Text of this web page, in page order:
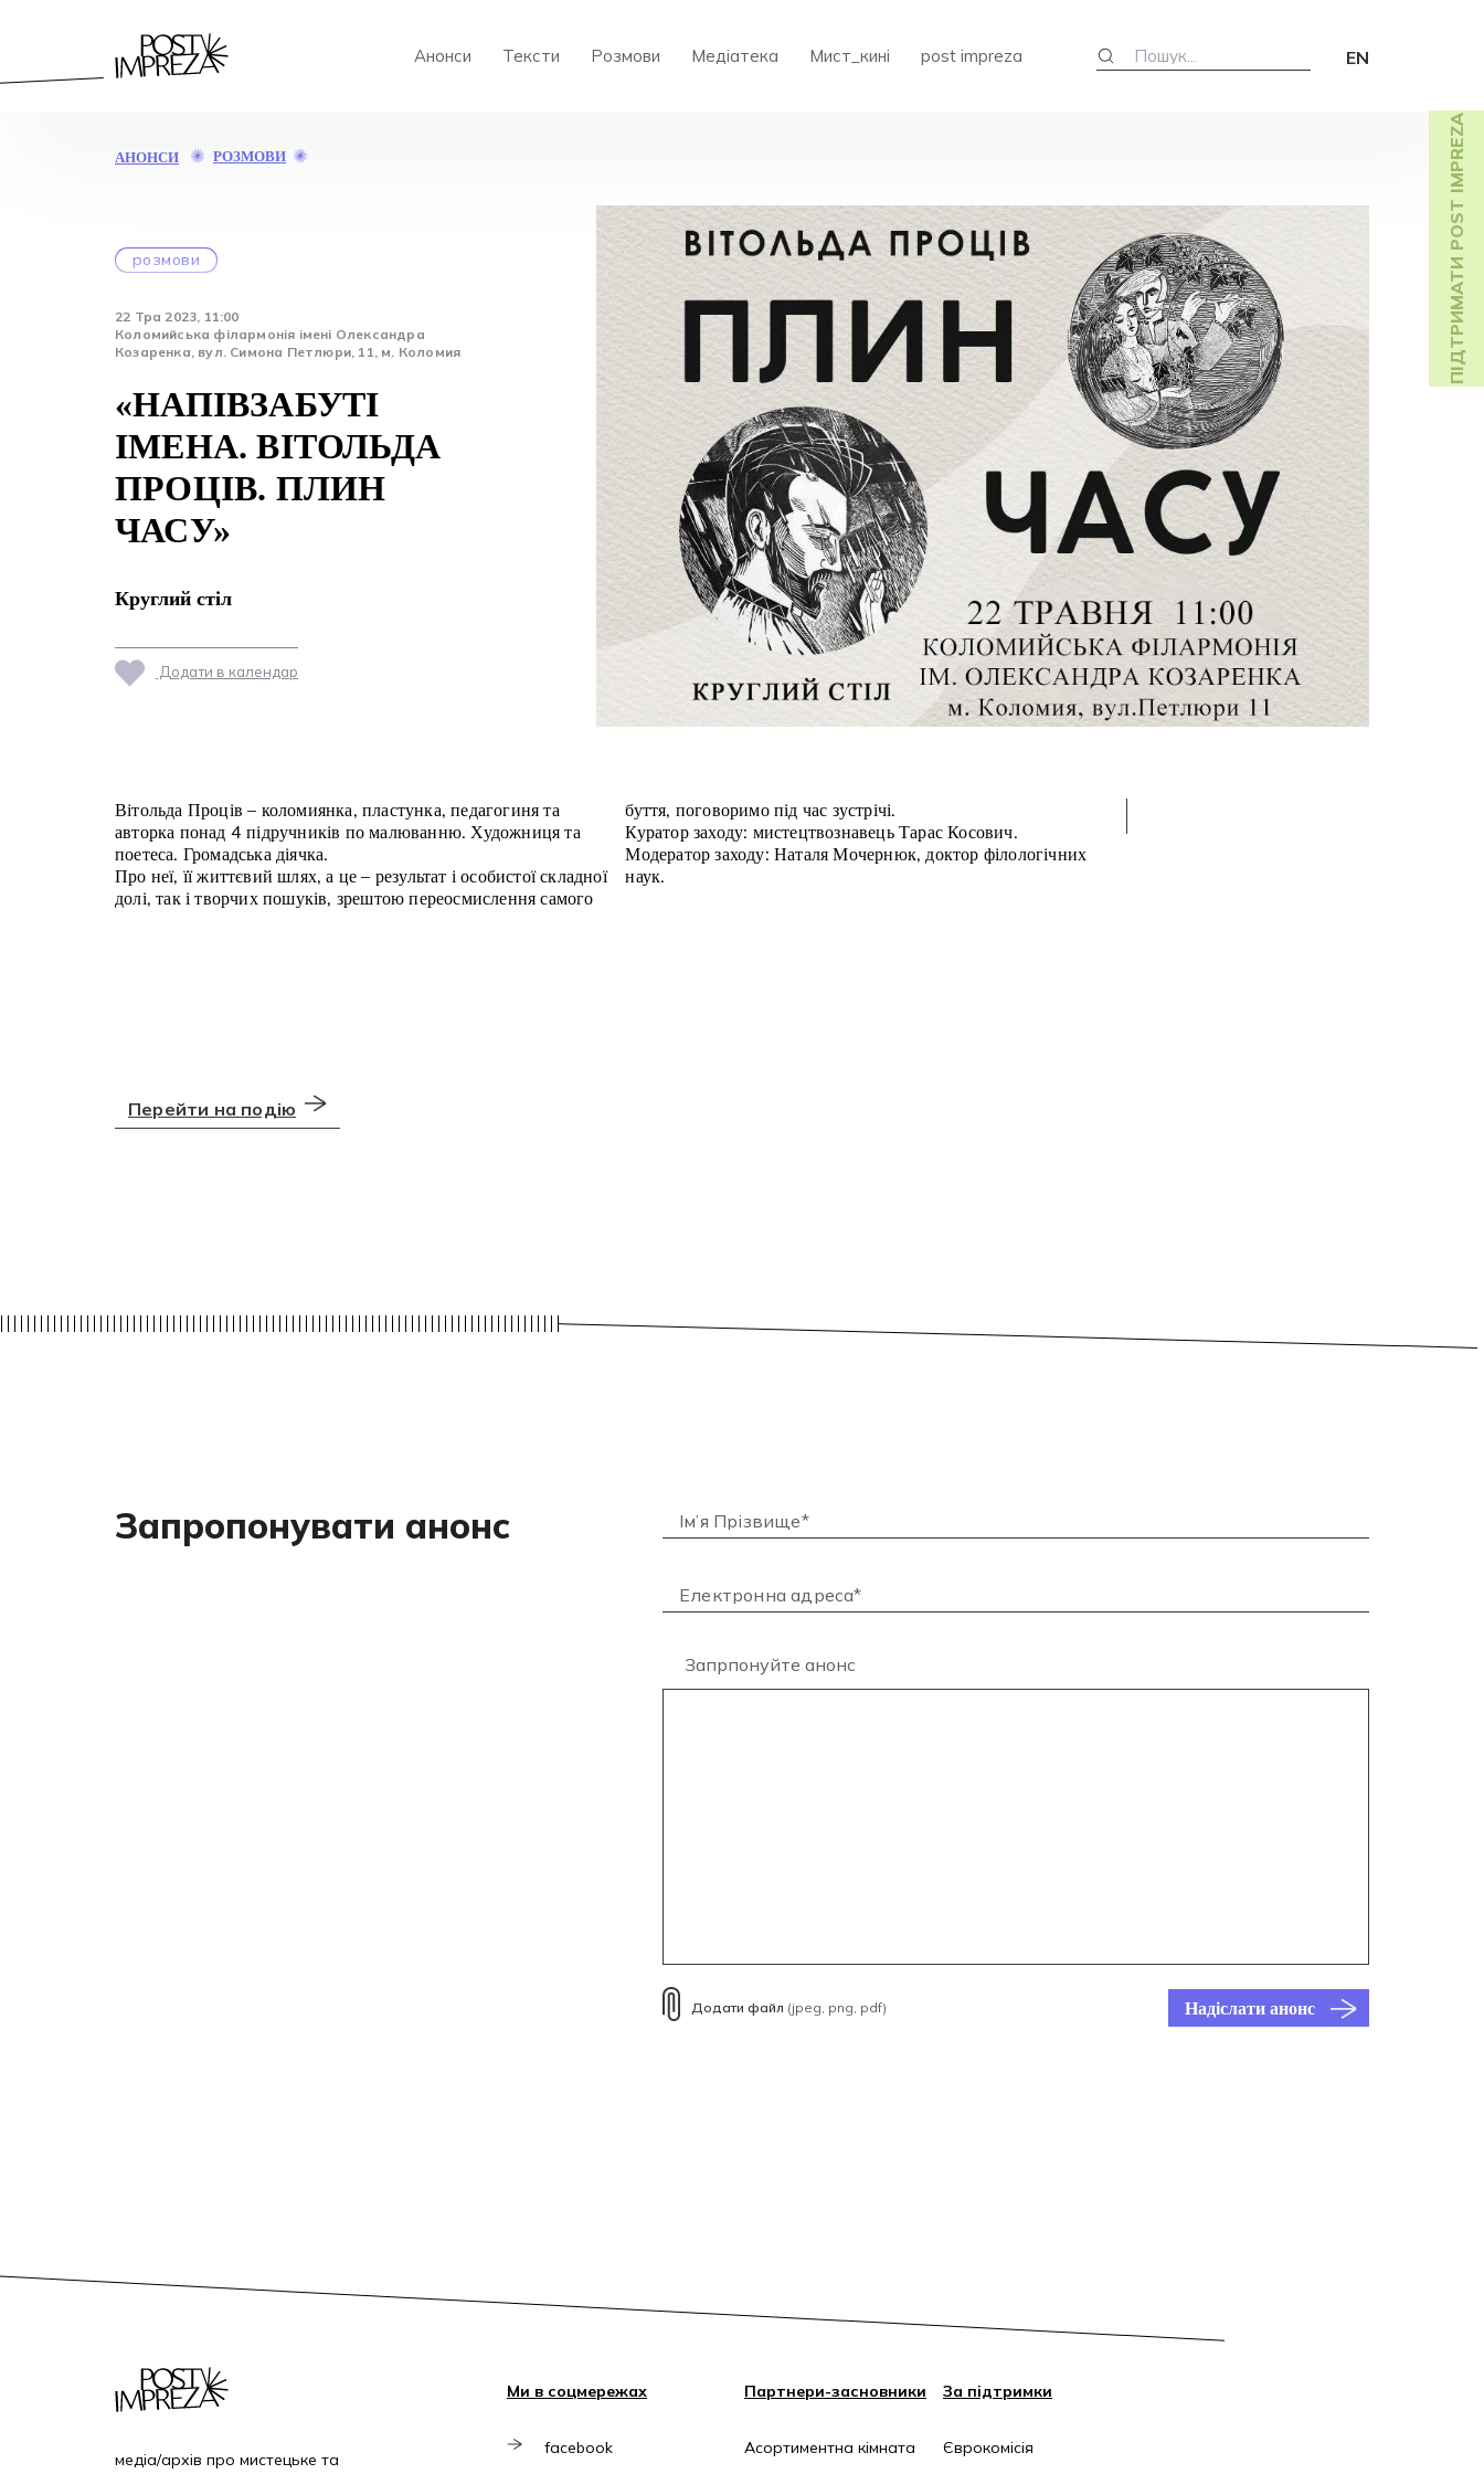
Анонси Тексти Розмови Медіатека Мист_кині post impreza EN
ПІДТРИМАТИ POST IMPREZA
АНОНСИ РОЗМОВИ
розмови
22 Тра 2023, 11:00
Коломийська філармонія імені Олександра
Козаренка, вул. Симона Петлюри, 11, м. Коломия
«НАПІВЗАБУТІ
ІМЕНА. ВІТОЛЬДА
ПРОЦІВ. ПЛИН
ЧАСУ»
Круглий стіл
Додати в календар
Вітольда Проців – коломиянка, пластунка, педагогиня та
авторка понад 4 підручників по малюванню. Художниця та
поетеса. Громадська діячка.
Про неї, її життєвий шлях, а це – результат і особистої складної
долі, так і творчих пошуків, зрештою переосмислення самого
буття, поговоримо під час зустрічі.
Куратор заходу: мистецтвознавець Тарас Косович.
Модератор заходу: Наталя Мочернюк, доктор філологічних
наук.
Перейти на подію
Запропонувати анонс
Запрпонуйте анонс
Додати файл (jpeg, png, pdf) Надіслати анонс
медіа/архів про мистецьке та
Ми в соцмережах
facebook
Партнери-засновники
Асортиментна кімната
За підтримки
Єврокомісія